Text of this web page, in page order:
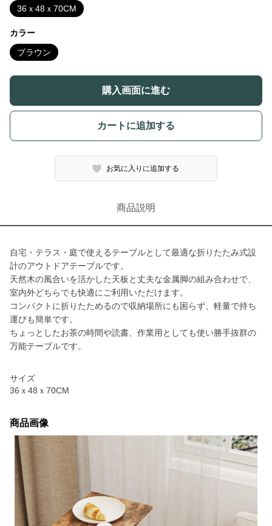
36ｘ48ｘ70CM
カラー
ブラウン
購入画面に進む
カートに追加する
お気に入りに追加する
商品説明
自宅・テラス・庭で使えるテーブルとして最適な折りたたみ式設
計のアウトドアテーブルです。
天然木の風合いを活かした天板と丈夫な金属脚の組み合わせで、
室内外どちらでも快適にご利用いただけます。
コンパクトに折りたためるので収納場所にも困らず、軽量で持ち
運びも簡単です。
ちょっとしたお茶の時間や読書、作業用としても使い勝手抜群の
万能テーブルです。
サイズ
36ｘ48ｘ70CM
商品画像